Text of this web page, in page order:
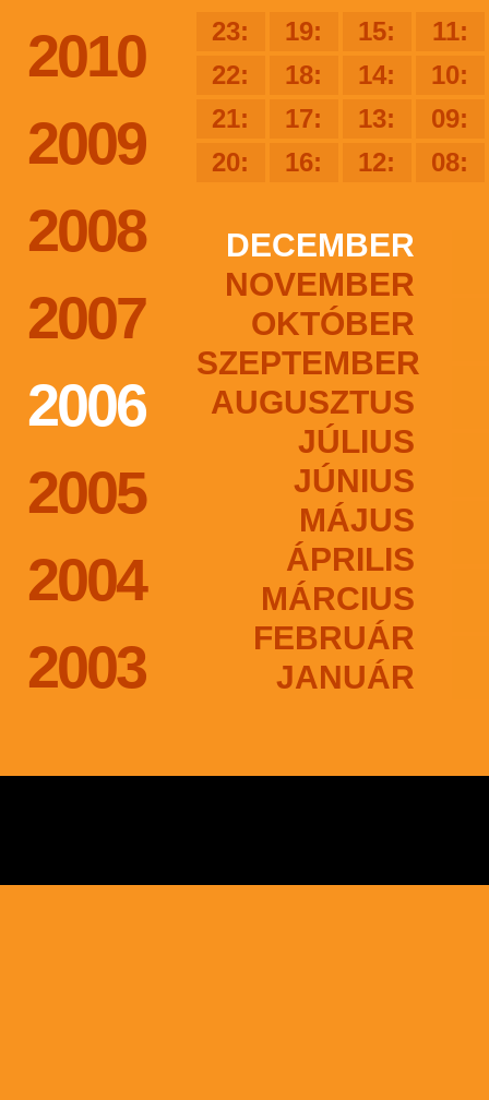
2010
2009
2008
2007
2006
2005
2004
2003
23: 19: 15:
11:
22:
18: 14:
10:
21:
17: 13:
09:
20:
16: 12: 08:
DECEMBER
NOVEMBER
OKTÓBER
SZEPTEMBER
AUGUSZTUS
JÚLIUS
JÚNIUS
MÁJUS
ÁPRILIS
MÁRCIUS
FEBRUÁR
JANUÁR